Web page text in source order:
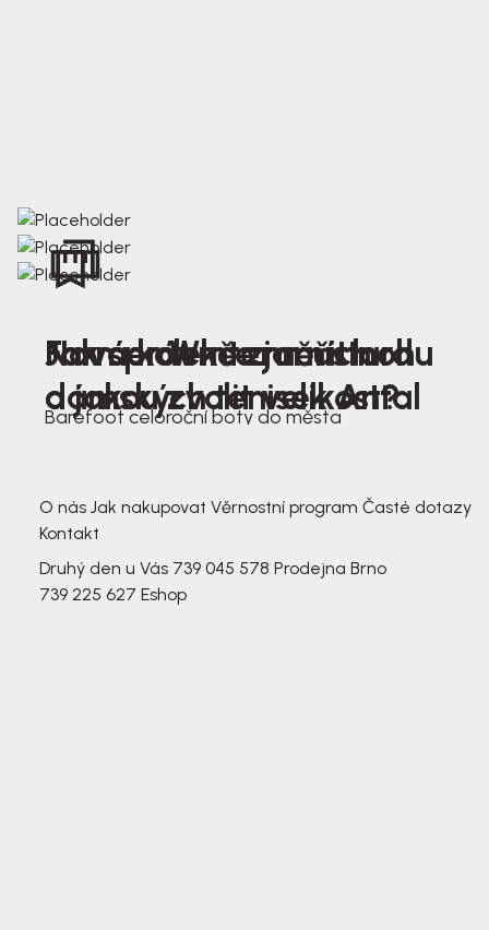
Nová kolekce jarních
dámských tenisek Antal
Jak správně změřit nohu
a jakou zvolit velikost?
Farmer Winter mustard
Barefoot celoroční boty do města
O nás Jak nakupovat Věrnostní program Časté dotazy
Kontakt
Druhý den u Vás 739 045 578 Prodejna Brno
739 225 627 Eshop